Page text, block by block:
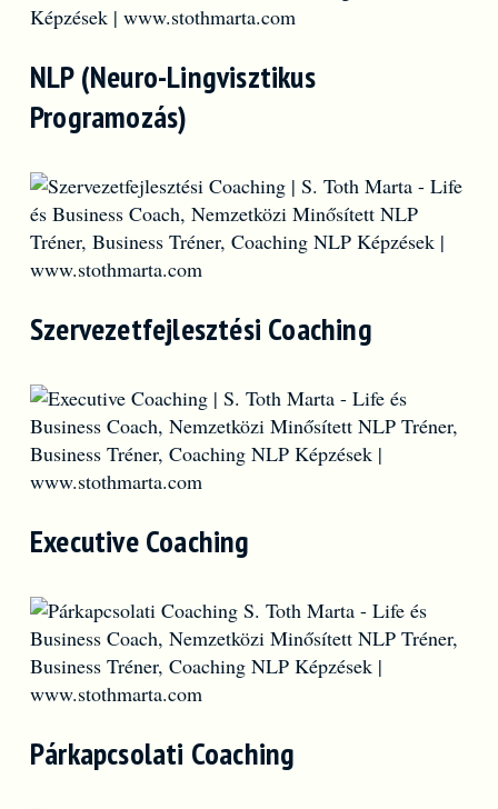
NLP (Neuro-Lingvisztikus
Programozás)
Szervezetfejlesztési Coaching
Executive Coaching
Párkapcsolati Coaching